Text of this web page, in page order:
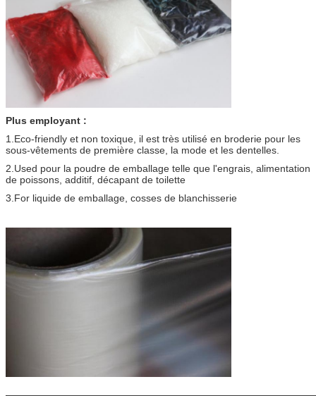
Plus employant :
1.Eco-friendly et non toxique, il est très utilisé en broderie pour les
sous-vêtements de première classe, la mode et les dentelles.
2.Used pour la poudre de emballage telle que l'engrais, alimentation
de poissons, additif, décapant de toilette
3.For liquide de emballage, cosses de blanchisserie